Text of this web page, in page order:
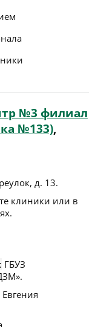
№3 филиал
№133),
д. 13.
клиники или в
ГБУЗ